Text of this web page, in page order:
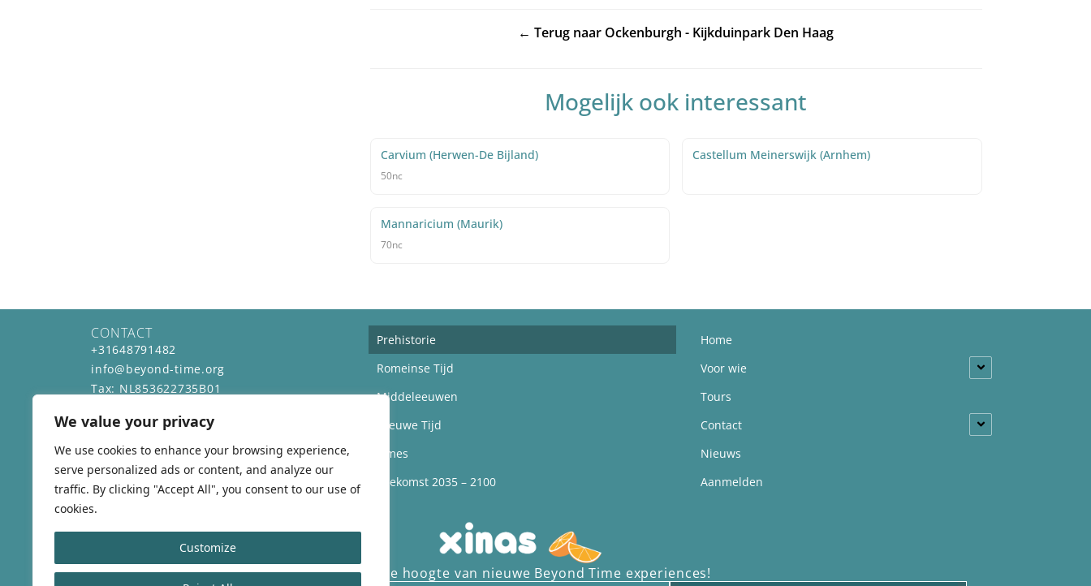
We value your privacy
We use cookies to enhance your browsing experience,
serve personalized ads or content, and analyze our
traffic. By clicking "Accept All", you consent to our use of
cookies.
Customize
← Terug naar Ockenburgh - Kijkduinpark Den Haag
Mogelijk ook interessant
Carvium (Herwen-De Bijland)
50nc
Castellum Meinerswijk (Arnhem)
Mannaricium (Maurik)
70nc
CONTACT
+31648791482
info@beyond-time.org
Tax: NL853622735B01
BEREIKBAAR VAN
8:30 17:00
Prehistorie
Romeinse Tijd
Middeleeuwen
Nieuwe Tijd
Limes
Toekomst 2035 – 2100
Home
Voor wie
Tours
Contact
Nieuws
Aanmelden
Blijf op de hoogte van nieuwe Beyond Time experiences!